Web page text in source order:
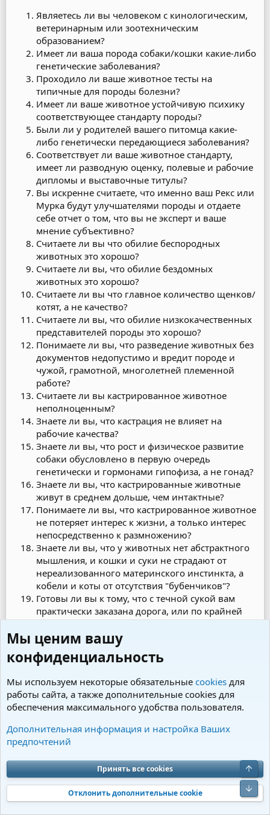
Являетесь ли вы человеком с кинологическим,
ветеринарным или зоотехническим
образованием?
Имеет ли ваша порода собаки/кошки какие-либо
генетические заболевания?
Проходило ли ваше животное тесты на
типичные для породы болезни?
Имеет ли ваше животное устойчивую психику
соответствующее стандарту породы?
Были ли у родителей вашего питомца какие-
либо генетически передающиеся заболевания?
Соответствует ли ваше животное стандарту,
имеет ли разводную оценку, полевые и рабочие
дипломы и выставочные титулы?
Вы искренне считаете, что именно ваш Рекс или
Мурка будут улучшателями породы и отдаете
себе отчет о том, что вы не эксперт и ваше
мнение субъективно?
Считаете ли вы что обилие беспородных
животных это хорошо?
Считаете ли вы, что обилие бездомных
животных это хорошо?
Считаете ли вы что главное количество щенков/
котят, а не качество?
Считаете ли вы, что обилие низкокачественных
представителей породы это хорошо?
Понимаете ли вы, что разведение животных без
документов недопустимо и вредит породе и
чужой, грамотной, многолетней племенной
работе?
Считаете ли вы кастрированное животное
неполноценным?
Знаете ли вы, что кастрация не влияет на
рабочие качества?
Знаете ли вы, что рост и физическое развитие
собаки обусловлено в первую очередь
генетически и гормонами гипофиза, а не гонад?
Знаете ли вы, что кастрированные животные
живут в среднем дольше, чем интактные?
Понимаете ли вы, что кастрированное животное
не потеряет интерес к жизни, а только интерес
непосредственно к размножению?
Знаете ли вы, что у животных нет абстрактного
мышления, и кошки и суки не страдают от
нереализованного материнского инстинкта, а
кобели и коты от отсутствия "бубенчиков"?
Готовы ли вы к тому, что с течной сукой вам
практически заказана дорога, или по крайней
мере ваше присутствие на большинстве
кинологических мероприятий - выставках,
тренировках, соревнованиях, испытаниях
крайне не приветствуется?
течение месяца только на поводке, обходя
других собачников стороной?
Готовы ли вы к изменениям в худшую сторону
характера суки, ее послушанию во время течки?
Готовы ли вы постоянно убирать за сукой в
может себя вылизывать?
Готовы ли вы выходя со своей течной сукой
встретить возле подъезда делигацию кобелей и
в случае необходимости спасаться бегством или
Мы ценим вашу
конфиденциальность
Мы используем некоторые обязательные cookies для
работы сайта, а также дополнительные cookies для
обеспечения максимального удобства пользователя.
Дополнительная информация и настройка Ваших
предпочтений
Принять все cookies
Отклонить дополнительные cookie
Верх
Низ